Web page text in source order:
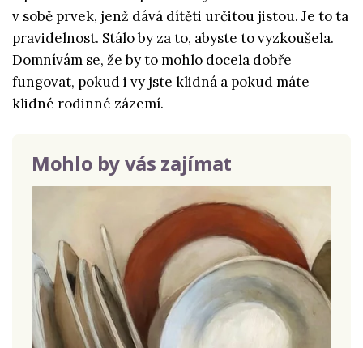
v sobě prvek, jenž dává dítěti určitou jistou. Je to ta
pravidelnost. Stálo by za to, abyste to vyzkoušela.
Domnívám se, že by to mohlo docela dobře
fungovat, pokud i vy jste klidná a pokud máte
klidné rodinné zázemí.
Mohlo by vás zajímat